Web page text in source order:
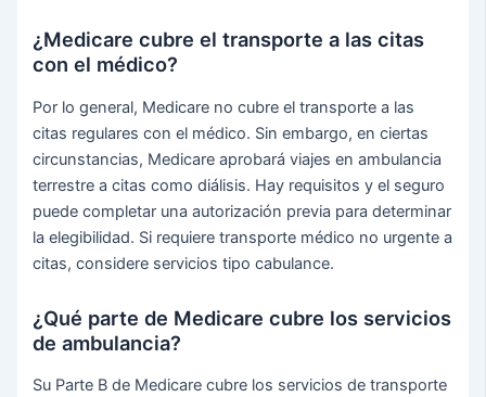
¿Medicare cubre el transporte a las citas
con el médico?
Por lo general, Medicare no cubre el transporte a las
citas regulares con el médico. Sin embargo, en ciertas
circunstancias, Medicare aprobará viajes en ambulancia
terrestre a citas como diálisis. Hay requisitos y el seguro
puede completar una autorización previa para determinar
la elegibilidad. Si requiere transporte médico no urgente a
citas, considere servicios tipo cabulance.
¿Qué parte de Medicare cubre los servicios
de ambulancia?
Su Parte B de Medicare cubre los servicios de transporte